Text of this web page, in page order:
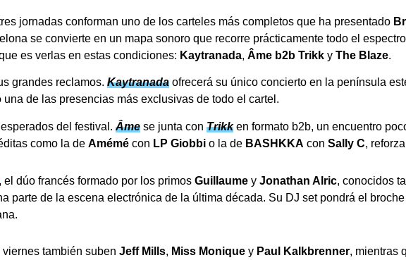
jornadas conforman uno de los carteles más completos que ha presentado
se convierte en un mapa sonoro que recorre prácticamente todo el
es verlas en estas condiciones: Kaytranada, Âme b2b Trikk y The Blaze.
grandes reclamos. Kaytranada ofrecerá su único concierto en la península
de las presencias más exclusivas de todo el cartel.
del festival. Âme se junta con Trikken formato b2b, un encuentro
como la de Amémé con LP Giobbi o la de BASHKKA con Sally C,
, el dúo francés formado por los primos Guillaume y Jonathan Alric, conocidos
parte de la escena electrónica de la última década. Su DJ set pondrá el
también suben Jeff Mills, Miss Monique y Paul Kalkbrenner, mientras